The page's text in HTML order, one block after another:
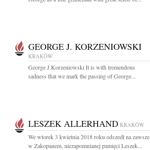
GEORGE J. KORZENIOWSKI
KRAKÓW
George J.Korzeniowski It is with tremendous
sadness that we mark the passing of George...
LESZEK ALLERHAND KRAKÓW
We wtorek 3 kwietnia 2018 roku odszedł na zawsze
w Zakopanem, niezapomnianej pamięci Leszek...